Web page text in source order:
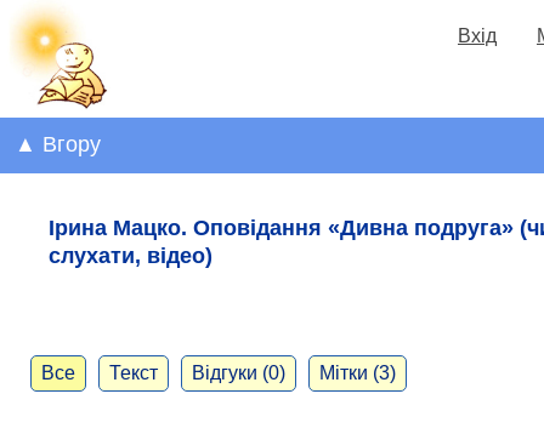
Вхід
▲ Вгору
Ірина Мацко. Оповідання «Дивна подруга»
слухати, відео)
Все Текст Відгуки (0) Мітки (3)